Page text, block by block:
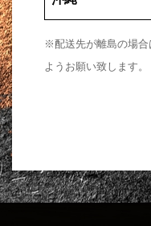
※配送先が離島の場合
ようお願い致します。